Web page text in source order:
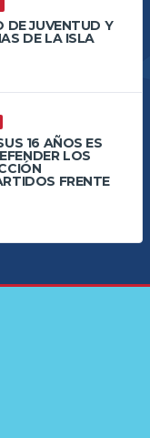
DE JUVENTUD Y
DE LA ISLA
16 AÑOS ES
LOS
FRENTE